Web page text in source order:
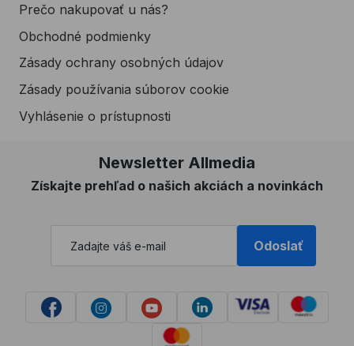
Prečo nakupovať u nás?
Obchodné podmienky
Zásady ochrany osobných údajov
Zásady používania súborov cookie
Vyhlásenie o prístupnosti
Newsletter Allmedia
Získajte prehľad o našich akciách a novinkách
Odoslať